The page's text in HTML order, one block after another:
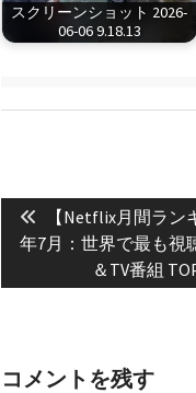
スクリーンショット 2026-
06-06 9.18.13
投
稿
ナ
ビ
シ
Previous
post:
【Netflix月間ラン
年7月：世界で最も視
＆TV番組
コメントを残す